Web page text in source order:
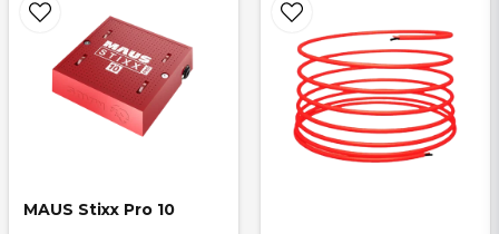
Skicka fråga
MAUS Stixx Pro 10